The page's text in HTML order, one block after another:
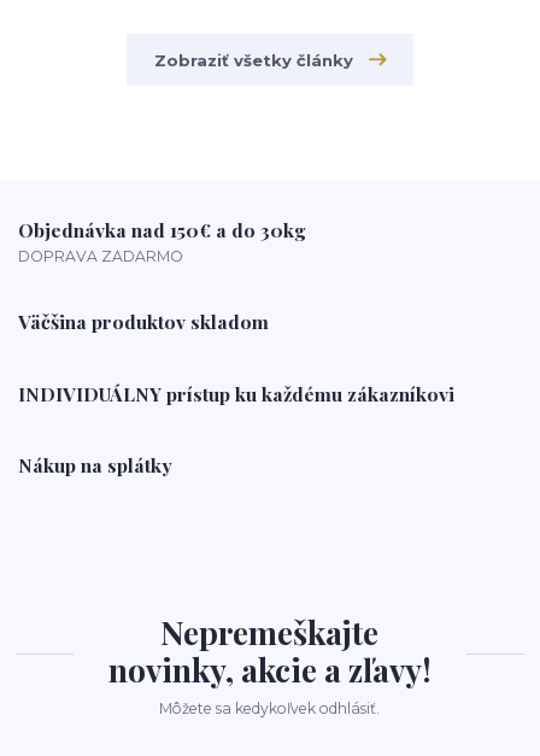
Zobraziť všetky články
Objednávka nad 150€ a do 30kg
DOPRAVA ZADARMO
Väčšina produktov skladom
INDIVIDUÁLNY prístup ku každému zákazníkovi
Nákup na splátky
Nepremeškajte
novinky, akcie a zľavy!
Môžete sa kedykoľvek odhlásiť.